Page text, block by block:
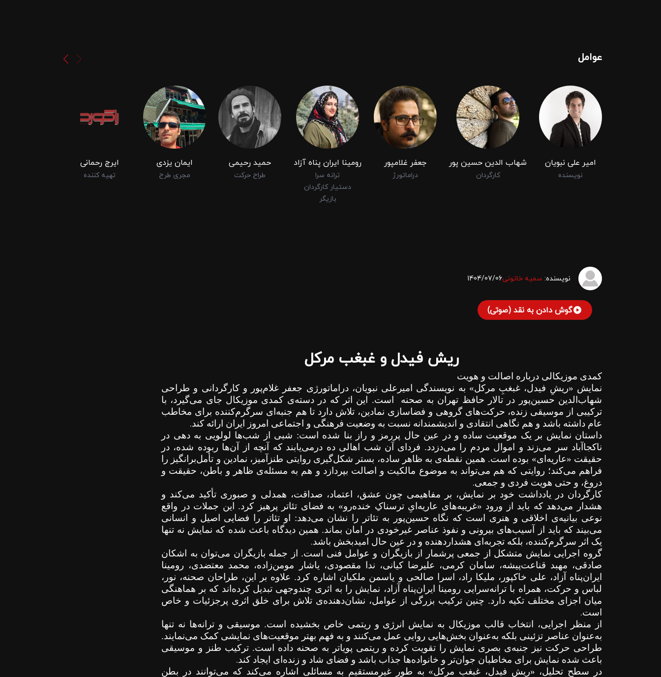
عوامل
امیر علی نبویان
نویسنده
شهاب الدین حسین پور
کارگردان
جعفر غلامپور
دراماتورژ
رومینا ایران پناه آزاد
ترانه سرا
دستیار کارگردان
بازیگر
حمید رحیمی
طراح حرکت
ایمان یزدی
مجری طرح
ایرج رحمانی
تهیه کننده
نویسنده: سمیه خاتونی1404/07/06
گوش دادن به نقد (صوتی)
ریش فیدل و غبغب مرکل
کمدی موزیکالی درباره اصالت و هویت
نمایش «ریشِ فیدل، غبغبِ مرکل» به نویسندگی امیرعلی نبویان، دراماتورژی جعفر غلام‌پور و کارگردانی و طراحی
شهاب‌الدین حسین‌پور در تالار حافظ تهران به صحنه
است. این اثر که در دسته‌ی کمدی موزیکال جای می‌گیرد، با
ترکیبی از موسیقی زنده، حرکت‌های گروهی و فضاسازی نمادین، تلاش دارد تا هم جنبه‌ای سرگرم‌کننده برای مخاطب
عام داشته باشد و هم نگاهی انتقادی و اندیشمندانه نسبت به وضعیت فرهنگی و اجتماعی امروز ایران ارائه کند.
داستان نمایش بر یک موقعیت ساده و در عین حال پررمز و راز بنا شده است: شبی از شب‌ها لولویی به دهی در
ناکجاآباد سر می‌زند و اموال مردم را می‌دزدد. فردای آن شب اهالی ده درمی‌یابند که آنچه از آن‌ها ربوده شده، در
حقیقت «عاریه‌ای» بوده است. همین نقطه‌ی به ظاهر ساده، بستر شکل‌گیری روایتی طنزآمیز، نمادین و تأمل‌برانگیز را
فراهم می‌کند؛ روایتی که هم می‌تواند به موضوع مالکیت و اصالت بپردازد و هم به مسئله‌ی ظاهر و باطن، حقیقت و
دروغ، و حتی هویت فردی و جمعی.
کارگردان در یادداشت خود بر نمایش، بر مفاهیمی چون عشق، اعتماد، صداقت، همدلی و صبوری تأکید می‌کند و
هشدار می‌دهد که باید از ورود «غریبه‌های عاریه‌ایِ ترسناکِ خنده‌رو» به فضای تئاتر پرهیز کرد. این جملات در واقع
نوعی بیانیه‌ی اخلاقی و هنری است که نگاه حسین‌پور به تئاتر را نشان می‌دهد: او تئاتر را فضایی اصیل و انسانی
می‌بیند که باید از آسیب‌های بیرونی و نفوذ عناصر غیرخودی در امان بماند. همین دیدگاه باعث شده که نمایش نه تنها
یک اثر سرگرم‌کننده، بلکه تجربه‌ای هشداردهنده و در عین حال امیدبخش باشد.
گروه اجرایی نمایش متشکل از جمعی پرشمار از بازیگران و عوامل فنی است. از جمله بازیگران می‌توان به اشکان
صادقی، مهبد قناعت‌پیشه، سامان کرمی، علیرضا کیانی، ندا مقصودی، یاشار مومن‌زاده، محمد معتضدی، رومینا
ایران‌پناه آزاد، علی خاکپور، ملیکا راد، اسرا صالحی و یاسمن ملکیان اشاره کرد. علاوه بر این، طراحان صحنه، نور،
لباس و حرکت، همراه با ترانه‌سرایی رومینا ایران‌پناه آزاد، نمایش را به اثری چندوجهی تبدیل کرده‌اند که بر هماهنگی
میان اجزای مختلف تکیه دارد. چنین ترکیب بزرگی از عوامل، نشان‌دهنده‌ی تلاش برای خلق اثری پرجزئیات و خاص
است.
از منظر اجرایی، انتخاب قالب موزیکال به نمایش انرژی و ریتمی خاص بخشیده است. موسیقی و ترانه‌ها نه تنها
به‌عنوان عناصر تزئینی بلکه به‌عنوان بخش‌هایی روایی عمل می‌کنند و به فهم بهتر موقعیت‌های نمایشی کمک می‌نمایند.
طراحی حرکت نیز جنبه‌ی بصری نمایش را تقویت کرده و ریتمی پویاتر به صحنه داده است. ترکیب طنز و موسیقی
باعث شده نمایش برای مخاطبان جوان‌تر و خانواده‌ها جذاب باشد و فضای شاد و زنده‌ای ایجاد کند.
در سطح تحلیل، «ریشِ فیدل، غبغبِ مرکل» به طور غیرمستقیم به مسائلی اشاره می‌کند که می‌توانند در بطن